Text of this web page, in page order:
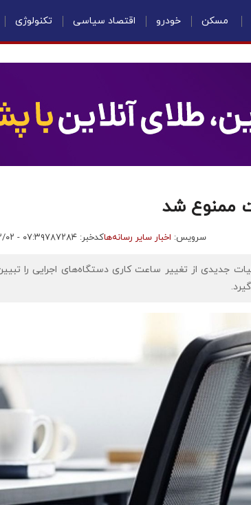
مسکن خودرو اقتصاد سیاسی تکنولوژی
ممنوع شد
سرویس: اخبار سایر رسانه‌هاکدخبر: ۷۸۷۲۸۴ ۱۴۰۵/۰۳/
جدیدی از تغییر ساعت کاری دستگاه‌های اجرایی را